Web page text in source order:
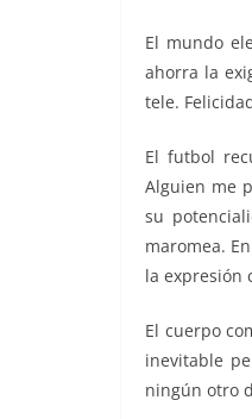
El mundo
ahorra la
tele.
El futbol
Alguien me
su
maromea.
la expresión
El cuerpo
inevitable
ningún otro